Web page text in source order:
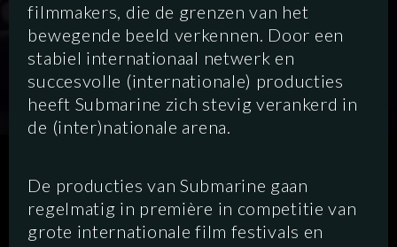
DOCUMENTARY DIGITAL
filmmakers, die de grenzen van het
bewegende beeld verkennen. Door een
stabiel internationaal netwerk en
succesvolle (internationale) producties
heeft Submarine zich stevig verankerd in
de (inter)nationale arena.
De producties van Submarine gaan
regelmatig in première in competitie van
grote internationale film festivals en